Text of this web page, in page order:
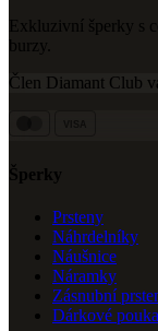
Exkluzivní šperky s
burzy.
Člen Diamant Club
Šperky
Prsteny
Náhrdelníky
Náušnice
Náramky
Zásnubní
Dárkové